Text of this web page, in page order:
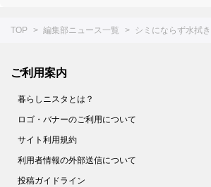
TOP 編集部ニュース一覧 シミにならず水拭
ご利用案内
暮らしニスタとは？
ロゴ・バナーのご利用について
サイト利用規約
利用者情報の外部送信について
投稿ガイドライン